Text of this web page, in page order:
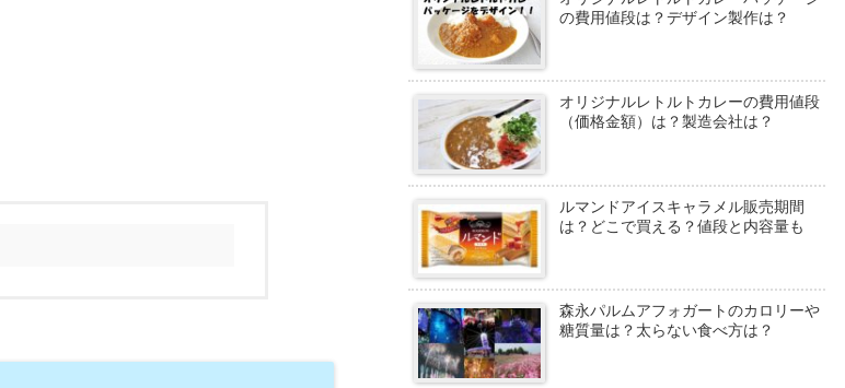
の費用値段は？デザイン製作は？
オリジナルレトルトカレーの費用値段
（価格金額）は？製造会社は？
ルマンドアイスキャラメル販売期間
は？どこで買える？値段と内容量も
森永パルムアフォガートのカロリーや
糖質量は？太らない食べ方は？